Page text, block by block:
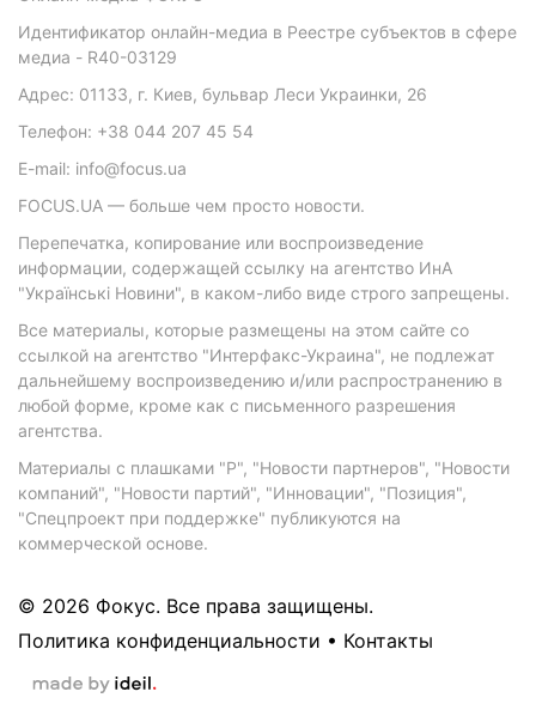
Идентификатор онлайн-медиа в Реестре субъектов в сфере
медиа - R40-03129
Адрес: 01133, г. Киев, бульвар Леси Украинки, 26
Телефон: +38 044 207 45 54
E-mail: info@focus.ua
FOCUS.UA — больше чем просто новости.
Перепечатка, копирование или воспроизведение
информации, содержащей ссылку на агентство ИнА
"Українські Новини", в каком-либо виде строго запрещены.
Все материалы, которые размещены на этом сайте со
ссылкой на агентство "Интерфакс-Украина", не подлежат
дальнейшему воспроизведению и/или распространению в
любой форме, кроме как с письменного разрешения
агентства.
Материалы с плашками "Р", "Новости партнеров", "Новости
компаний", "Новости партий", "Инновации", "Позиция",
"Спецпроект при поддержке" публикуются на
коммерческой основе.
© 2026 Фокус. Все права защищены.
Политика конфиденциальности • Контакты